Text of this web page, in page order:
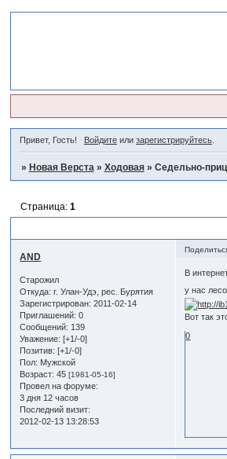
Привет, Гость! Войдитеили зарегистрируйтесь.
» Новая Верста » Ходовая » Седельно-
Страница: 1
AND
Старожил
Откуда: г. Улан-Удэ, рес. Бурятия
Зарегистрирован: 2011-02-14
Приглашений: 0
Сообщений: 139
Уважение: [+1/-0]
Позитив: [+1/-0]
Пол: Мужской
Возраст: 45[1981-05-16]
Провел на форуме:
3 дня 12 часов
Последний визит:
2012-02-13 13:28:53
В
у нас
Вот так
0